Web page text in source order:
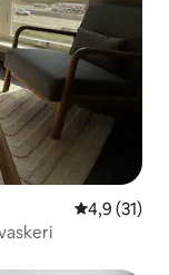
4,9 ud af 5
4,9 (31)